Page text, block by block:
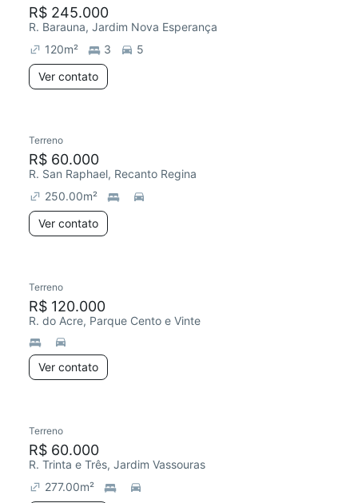
R$ 245.000
R. Barauna, Jardim Nova Esperança
120m² 3
5
Ver contato
Terreno
R$ 60.000
R. San Raphael, Recanto Regina
250.00m²
Ver contato
Terreno
R$ 120.000
R. do Acre, Parque Cento e Vinte
Ver contato
Terreno
R$ 60.000
R. Trinta e Três, Jardim Vassouras
277.00m²